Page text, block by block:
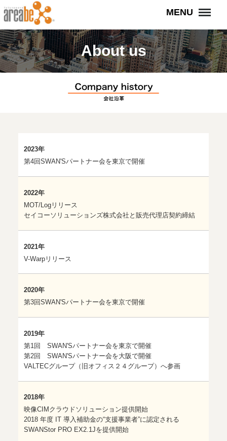
MENU
About us
2023年
第4回SWAN'Sパートナー会を東京で開催
2022年
MOT/Logリリース
セイコーソリューションズ株式会社と販売代理店契約締結
2021年
V-Warpリリース
2020年
第3回SWAN'Sパートナー会を東京で開催
2019年
第1回 SWAN'Sパートナー会を東京で開催
第2回 SWAN'Sパートナー会を大阪で開催
VALTECグループ（旧オフィス２４グループ）へ参画
2018年
映像CIMクラウドソリューション提供開始
2018 年度 IT 導入補助金の“支援事業者”に認定される
SWANStor PRO EX2.1Jを提供開始